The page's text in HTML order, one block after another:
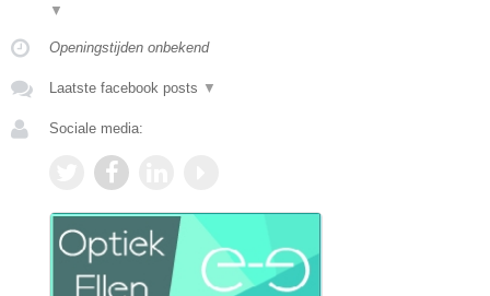
▼
Openingstijden onbekend
Laatste facebook posts ▼
Sociale media: